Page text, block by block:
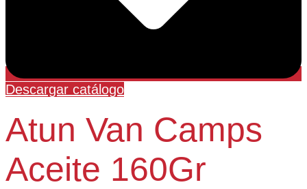
Descargar catálogo
Atun Van Camps
Aceite 160Gr